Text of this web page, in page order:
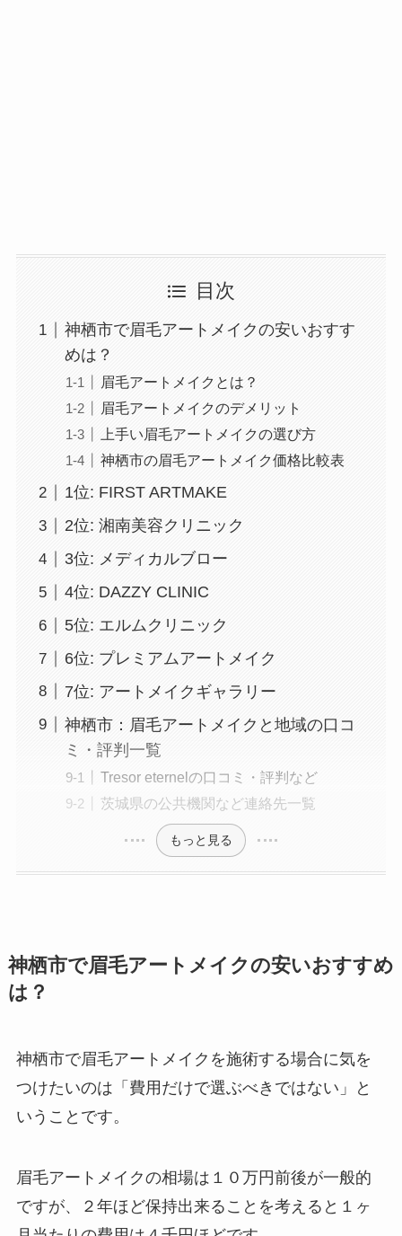
目次
神栖市で眉毛アートメイクの安いおすす
めは？
眉毛アートメイクとは？
眉毛アートメイクのデメリット
上手い眉毛アートメイクの選び方
神栖市の眉毛アートメイク価格比較表
1位: FIRST ARTMAKE
2位: 湘南美容クリニック
3位: メディカルブロー
4位: DAZZY CLINIC
5位: エルムクリニック
6位: プレミアムアートメイク
7位: アートメイクギャラリー
神栖市：眉毛アートメイクと地域の口コ
ミ・評判一覧
Tresor eternelの口コミ・評判など
茨城県の公共機関など連絡先一覧
もっと見る
神栖市で眉毛アートメイクの安いおすすめ
は？
神栖市で眉毛アートメイクを施術する場合に気を
つけたいのは 「費用だけで選ぶべきではない」と
いうことです。
眉毛アートメイクの相場は１０万円前後が一般的
ですが、２年ほど保持出来ることを考えると１ヶ